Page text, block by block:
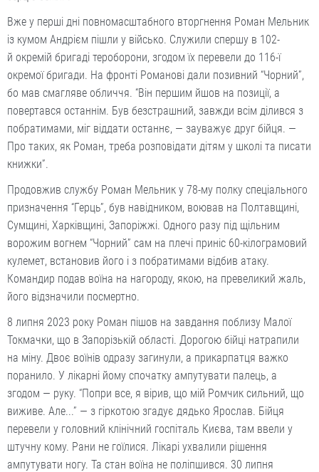
Вже у перші дні повномасштабного вторгнення Роман Мельник
із кумом Андрієм пішли у військо. Служили спершу в 102-
й окремій бригаді тероборони, згодом їх перевели до 116-ї
окремої бригади. На фронті Романові дали позивний “Чорний”,
бо мав смагляве обличчя. “Він першим йшов на позиції, а
повертався останнім. Був безстрашний, завжди всім ділився з
побратимами, міг віддати останнє, — зауважує друг бійця. —
Про таких, як Роман, треба розповідати дітям у школі та писати
книжки”.
Продовжив службу Роман Мельник у 78-му полку спеціального
призначення “Герць”, був навідником, воював на Полтавщині,
Сумщині, Харківщині, Запоріжжі. Одного разу під щільним
ворожим вогнем “Чорний” сам на плечі приніс 60-кілограмовий
кулемет, встановив його і з побратимами відбив атаку.
Командир подав воїна на нагороду, якою, на превеликий жаль,
його відзначили посмертно.
8 липня 2023 року Роман пішов на завдання поблизу Малої
Токмачки, що в Запорізькій області. Дорогою бійці натрапили
на міну. Двоє воїнів одразу загинули, а прикарпатця важко
поранило. У лікарні йому спочатку ампутувати палець, а
згодом — руку. “Попри все, я вірив, що мій Ромчик сильний, що
виживе. Але...” — з гіркотою згадує дядько Ярослав. Бійця
перевели у головний клінічний госпіталь Києва, там ввели у
штучну кому. Рани не гоїлися. Лікарі ухвалили рішення
ампутувати ногу. Та стан воїна не поліпшився. 30 липня